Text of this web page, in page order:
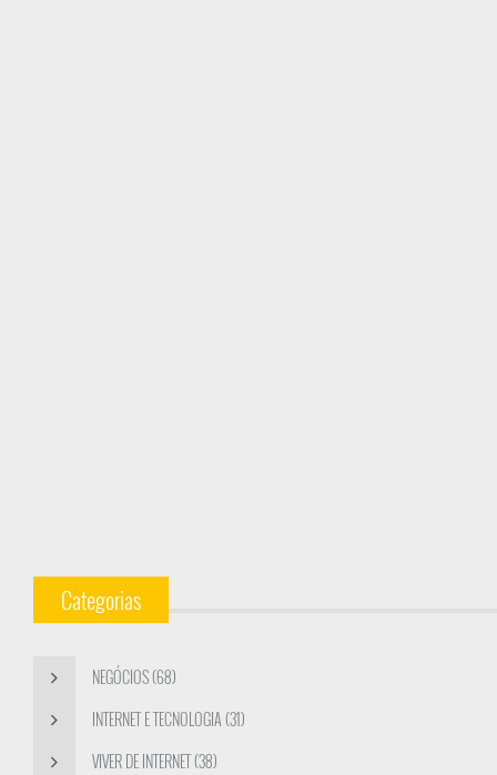
Categorias
NEGÓCIOS (68)
INTERNET E TECNOLOGIA (31)
VIVER DE INTERNET (38)